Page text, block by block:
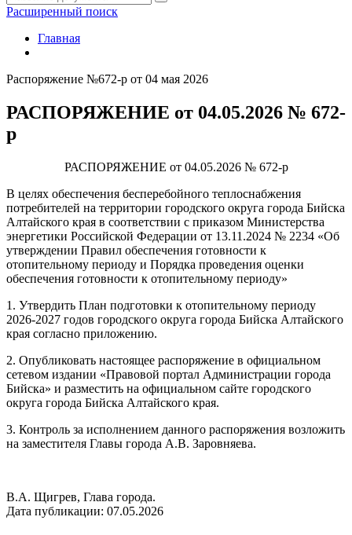
Расширенный поиск
Главная
Распоряжение №672-р от 04 мая 2026
РАСПОРЯЖЕНИЕ от 04.05.2026 № 672-
р
РАСПОРЯЖЕНИЕ от 04.05.2026 № 672-р
В целях обеспечения бесперебойного теплоснабжения
потребителей на территории городского округа города Бийска
Алтайского края в соответствии с приказом Министерства
энергетики Российской Федерации от 13.11.2024 № 2234 «Об
утверждении Правил обеспечения готовности к
отопительному периоду и Порядка проведения оценки
обеспечения готовности к отопительному периоду»
1. Утвердить План подготовки к отопительному периоду
2026-2027 годов городского округа города Бийска Алтайского
края согласно приложению.
2. Опубликовать настоящее распоряжение в официальном
сетевом издании «Правовой портал Администрации города
Бийска» и разместить на официальном сайте городского
округа города Бийска Алтайского края.
3. Контроль за исполнением данного распоряжения возложить
на заместителя Главы города А.В. Заровняева.
В.А. Щигрев, Глава города.
Дата публикации: 07.05.2026